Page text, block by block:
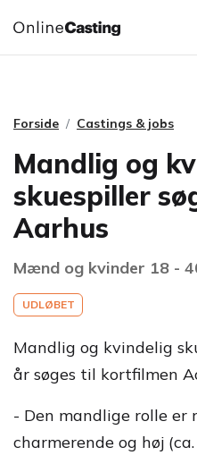
CASTINGS &
Forside Castings & jobs
Mandlig og
skuespiller
Aarhus
Mænd og kvinder 18 -
UDLØBET
Mandlig og kvindelig
år søges til kortfilmen
- Den mandlige rolle er
charmerende og høj